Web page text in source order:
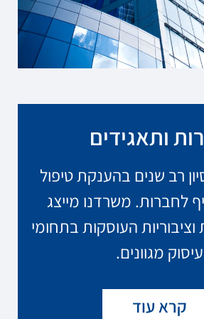
ותאגידים
רב שנים בהענקת טיפול
לחברות. משרדנו מייצג
העוסקות בתחומי
עיסוק מגוונים.
קרא עוד